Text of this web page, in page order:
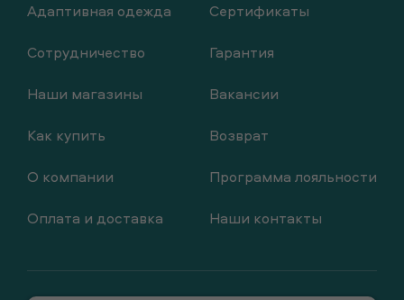
Адаптивная одежда
Сотрудничество
Наши магазины
Как купить
О компании
Оплата и доставка
Сертификаты
Гарантия
Вакансии
Возврат
Программа лояльности
Наши контакты